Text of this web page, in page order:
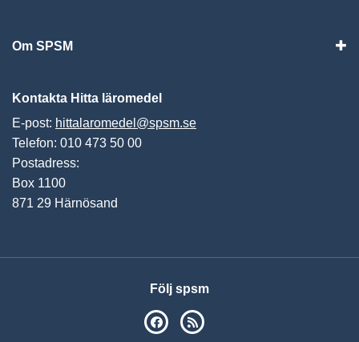
Om SPSM
Kontakta Hitta läromedel
E-post: hittalaromedel@spsm.se
Telefon: 010 473 50 00
Postadress:
Box 1100
871 29 Härnösand
Följ spsm
SPSM på Facebook